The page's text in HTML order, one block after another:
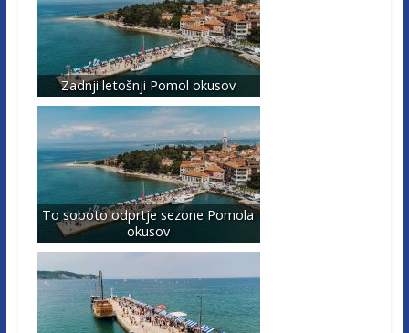
Zadnji letošnji Pomol okusov
To soboto odprtje sezone Pomola
okusov